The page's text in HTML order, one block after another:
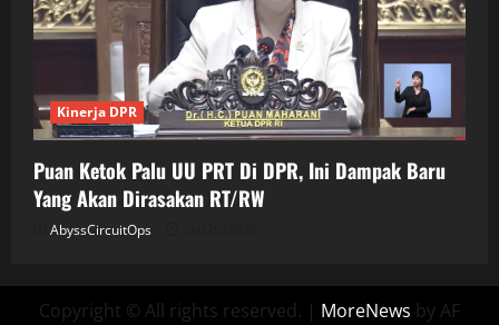
Kinerja DPR
Puan Ketok Palu UU PRT Di DPR, Ini Dampak Baru
Yang Akan Dirasakan RT/RW
AbyssCircuitOps
Copyright © All rights reserved. | MoreNews by AF